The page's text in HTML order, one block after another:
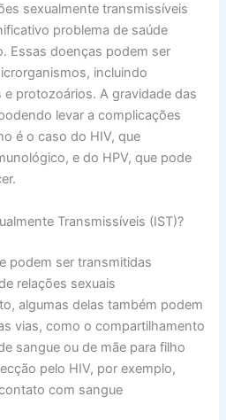
sexualmente transmissíveis
problema de saúde
Essas doenças podem ser
incluindo
e protozoários. A gravidade das
levar a complicações
é o caso do HIV, que
e do HPV, que pode
Transmissíveis (IST)?
podem ser transmitidas
relações sexuais
algumas delas também podem
vias, como o compartilhamento
sangue ou de mãe para filho
pelo HIV, por exemplo,
com sangue